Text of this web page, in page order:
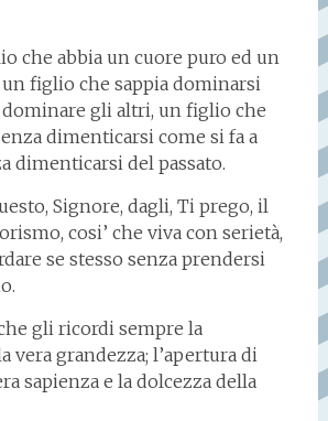
che abbia un cuore puro ed un
un figlio che sappia dominarsi
gli altri, un figlio che
dimenticarsi come si fa a
dimenticarsi del passato.
Signore, dagli, Ti prego, il
cosi’ che viva con serietà,
se stesso senza prendersi
gli ricordi sempre la
vera grandezza; l’apertura di
sapienza e la dolcezza della